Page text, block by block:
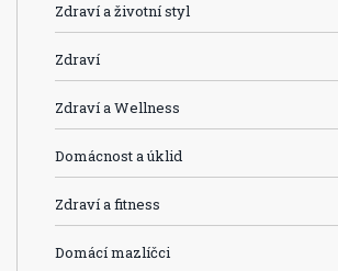
Zdraví a životní styl
Zdraví
Zdraví a Wellness
Domácnost a úklid
Zdraví a fitness
Domácí mazlíčci